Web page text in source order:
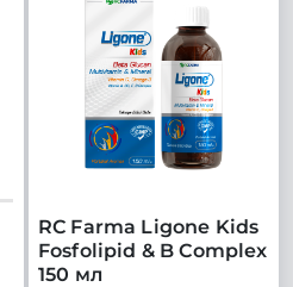
RC Farma Ligone Kids
Fosfolipid & B Complex
150 мл